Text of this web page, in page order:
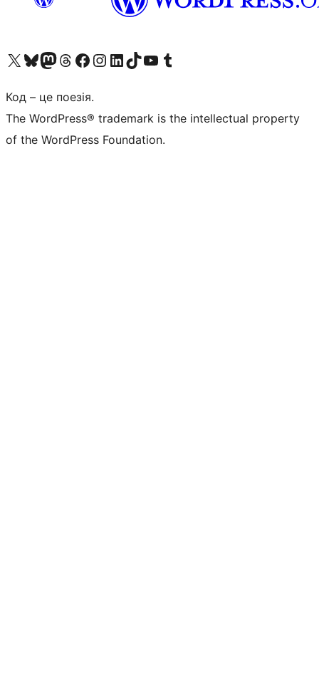
Visit our X (formerly Twitter) account
Visit our Bluesky account
Завітайте до нашої стрічки в Mastodon
Visit our Threads account
Завітайте на нашу сторінку в Facebook
Visit our Instagram account
Visit our LinkedIn account
Visit our TikTok account
Visit our YouTube channel
Visit our Tumblr account
Код – це поезія.
The WordPress® trademark is the intellectual property
of the WordPress Foundation.